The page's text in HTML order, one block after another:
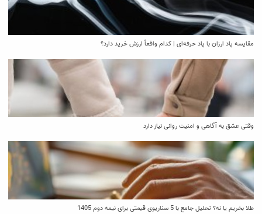
مقایسه پاد ارزان با پاد حرفه‌ای | کدام واقعاً ارزش خرید دارد؟
وقتی عشق به آگاهی و امنیت روانی نیاز دارد
طلا بخریم یا نه؟ تحلیل جامع با 5 سناریوی قیمتی برای نیمه دوم 1405